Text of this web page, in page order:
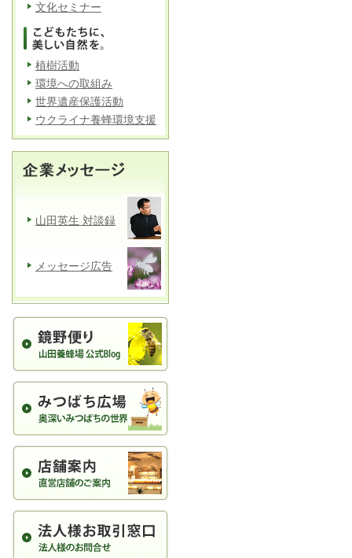
文化セミナー
植樹活動
環境への取組み
世界遺産保護活動
ウクライナ養蜂環境支援
山田英生 対談録
メッセージ広告